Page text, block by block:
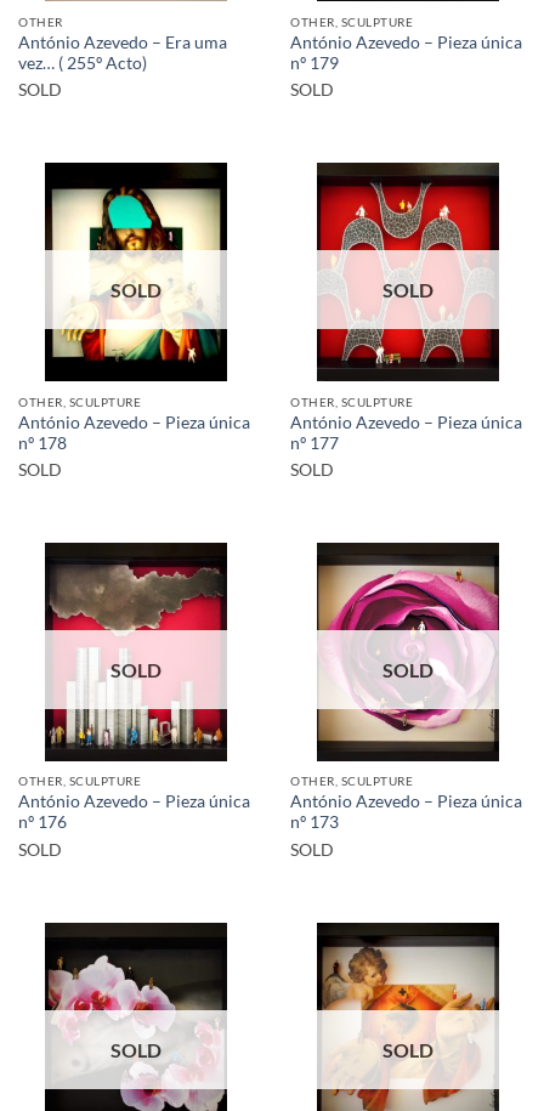
OTHER
António Azevedo – Era uma
vez… ( 255º Acto)
SOLD
OTHER, SCULPTURE
António Azevedo – Pieza única
nº 179
SOLD
SOLD
OTHER, SCULPTURE
António Azevedo – Pieza única
nº 178
SOLD
SOLD
OTHER, SCULPTURE
António Azevedo – Pieza única
nº 177
SOLD
SOLD
OTHER, SCULPTURE
António Azevedo – Pieza única
nº 176
SOLD
SOLD
OTHER, SCULPTURE
António Azevedo – Pieza única
nº 173
SOLD
SOLD SOLD